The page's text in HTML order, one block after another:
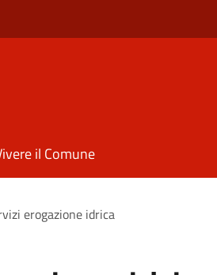
il Comune
erogazione idrica